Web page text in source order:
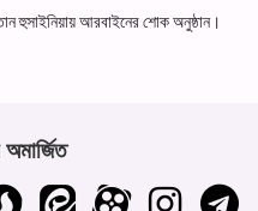
হুসাইনিয়ায় আরবাইনের শোক অনুষ্ঠান।